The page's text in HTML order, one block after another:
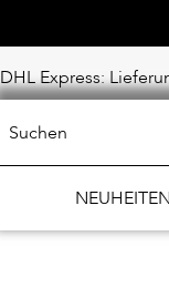
DHL Express:
NEUHEITEN